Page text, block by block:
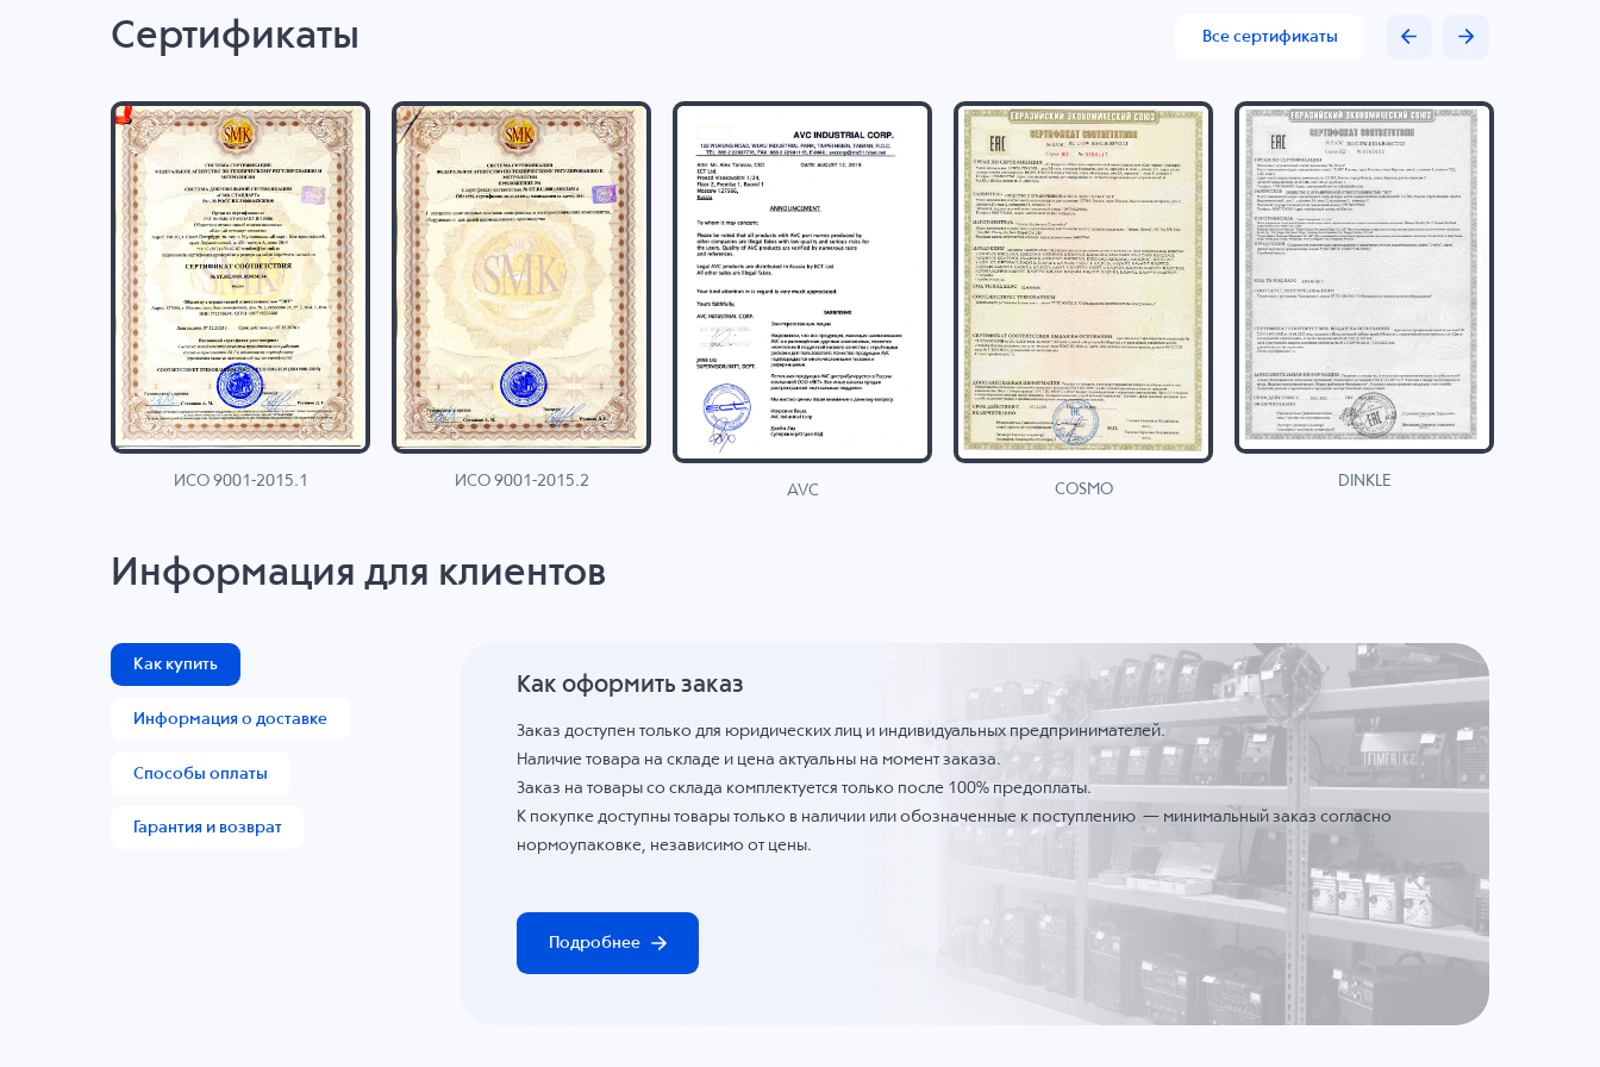
Сертификаты Все сертификаты
ИСО 9001-2015.1 ИСО 9001-2015.2
AVC COSMO
DINKLE
Информация для клиентов
Как купить
Информация о доставке
Способы оплаты
Гарантия и возврат
Как оформить заказ
Заказ доступен только для юридических лиц и индивидуальных предпринимателей.
Наличие товара на складе и цена актуальны на момент заказа.
Заказ на товары со склада комплектуется только после 100% предоплаты.
К покупке доступны товары только в наличии или обозначенные к поступлению — минимальный заказ согласно
нормоупаковке, независимо от цены.
Подробнее